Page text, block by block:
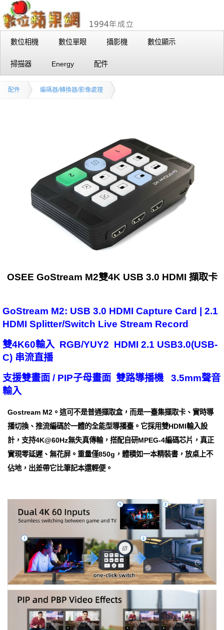
數位相機 數位單眼 攝影機 數位顯示
掃描器 Energy 配件
配件 編碼器/轉換器/影像處理
OSEE GoStream M2雙4K USB 3.0 HDMI 擷取卡
GoStream M2: USB 3.0 HDMI Capture Card | 2.1
HDMI Splitter/Switch Live Stream Record
雙4K60輸入 RGB/YUY2 HDMI 2.1 USB3.0(USB-
C) 串流直播
支援雙畫面 / PIP子母畫面 雙路導播機 3.5mm聲音
輸入
Gostream M2。這可不是普通擷取盒，而是一臺集擷取卡、實時導
播切換、推流編碼於一體的全能型導播臺。它採用雙HDMI輸入設
計，支持4K@60Hz無失真傳輸，搭配自研MPEG-4編碼芯片，真正
實現零延遲、無花屏。重量僅850g，體積如一本精裝書，放桌上不
佔地，出差帶它比筆記本還輕便。